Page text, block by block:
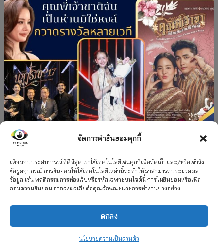
จัดการคำยินยอมคุกกี้
เพื่อมอบประสบการณ์ที่ดีที่สุด เราใช้เทคโนโลยีเช่นคุกกี้เพื่อจัดเก็บและ/หรือเข้าถึง
ข้อมูลอุปกรณ์ การยินยอมให้ใช้เทคโนโลยีเหล่านี้จะทำให้เราสามารถประมวลผล
ข้อมูล เช่น พฤติกรรมการท่องเว็บหรือรหัสเฉพาะบนไซต์นี้ การไม่ยินยอมหรือเพิก
ถอนความยินยอม อาจส่งผลเสียต่อคุณลักษณะและการทำงานบางอย่าง
ตกลง
นโยบายความเป็นส่วนตัว
”คุณพี่เจ้าขาดิฉันเป็นห่านมิใช่หงส์” กวาดรางวัล
เพียบ จาก 8 เวที
2026 TV Digital Watch All Rights Reserved.